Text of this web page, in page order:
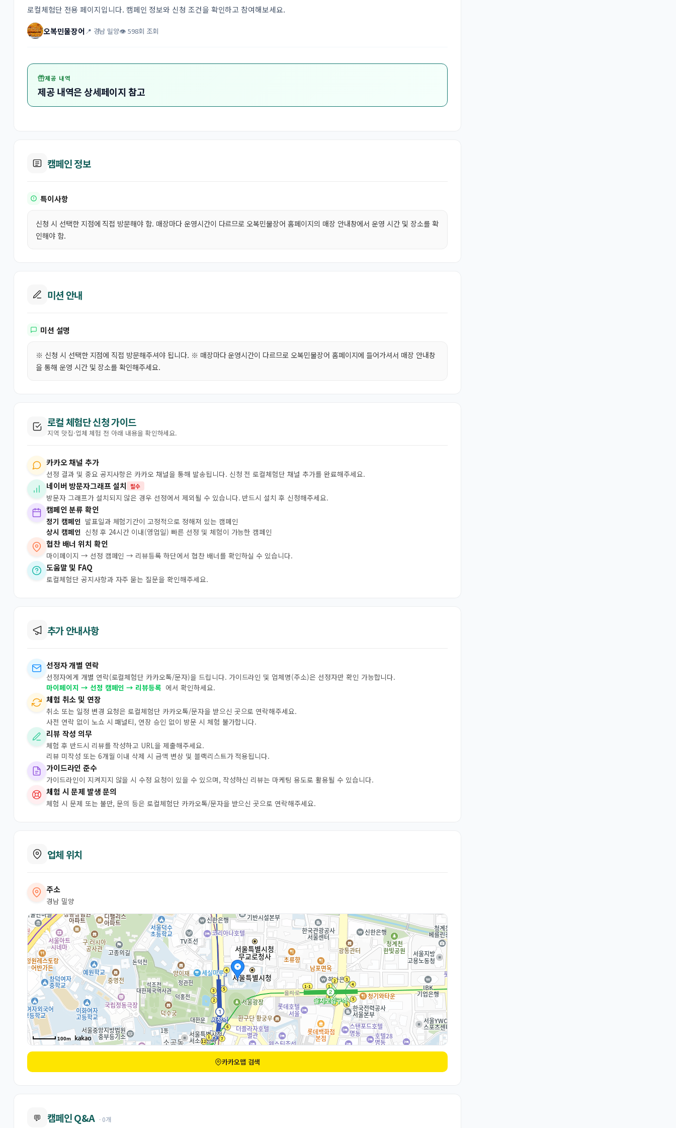
로컬체험단 전용 페이지입니다. 캠페인 정보와 신청 조건을 확인하고 참여해보세요.
오복민물장어 📍 경남 밀양👁 598회 조회
제공 내역
제공 내역은 상세페이지 참고
캠페인 정보
특이사항
신청 시 선택한 지점에 직접 방문해야 함. 매장마다 운영시간이 다르므로 오복민물장어 홈페이지의 매장 안내창에서 운영 시간 및 장소를 확
인해야 함.
미션 안내
미션 설명
※ 신청 시 선택한 지점에 직접 방문해주셔야 됩니다. ※ 매장마다 운영시간이 다르므로 오복민물장어 홈페이지에 들어가셔서 매장 안내창
을 통해 운영 시간 및 장소를 확인해주세요.
로컬 체험단 신청 가이드
지역 맛집·업체 체험 전 아래 내용을 확인하세요.
카카오 채널 추가
선정 결과 및 중요 공지사항은 카카오 채널을 통해 발송됩니다. 신청 전 로컬체험단 채널 추가를 완료해주세요.
네이버 방문자그래프 설치 필수
방문자 그래프가 설치되지 않은 경우 선정에서 제외될 수 있습니다. 반드시 설치 후 신청해주세요.
캠페인 분류 확인
정기 캠페인 발표일과 체험기간이 고정적으로 정해져 있는 캠페인
상시 캠페인 신청 후 24시간 이내(영업일) 빠른 선정 및 체험이 가능한 캠페인
협찬 배너 위치 확인
마이페이지 → 선정 캠페인 → 리뷰등록 하단에서 협찬 배너를 확인하실 수 있습니다.
도움말 및 FAQ
로컬체험단 공지사항과 자주 묻는 질문을 확인해주세요.
추가 안내사항
선정자 개별 연락
선정자에게 개별 연락(로컬체험단 카카오톡/문자)을 드립니다. 가이드라인 및 업체명(주소)은 선정자만 확인 가능합니다.
마이페이지 → 선정 캠페인 → 리뷰등록 에서 확인하세요.
체험 취소 및 연장
취소 또는 일정 변경 요청은 로컬체험단 카카오톡/문자을 받으신 곳으로 연락해주세요.
사전 연락 없이 노쇼 시 패널티, 연장 승인 없이 방문 시 체험 불가합니다.
리뷰 작성 의무
체험 후 반드시 리뷰를 작성하고 URL을 제출해주세요.
리뷰 미작성 또는 6개월 이내 삭제 시 금액 변상 및 블랙리스트가 적용됩니다.
가이드라인 준수
가이드라인이 지켜지지 않을 시 수정 요청이 있을 수 있으며, 작성하신 리뷰는 마케팅 용도로 활용될 수 있습니다.
체험 시 문제 발생 문의
체험 시 문제 또는 불만, 문의 등은 로컬체험단 카카오톡/문자을 받으신 곳으로 연락해주세요.
업체 위치
주소
경남 밀양
100m
카카오맵 검색
💬 캠페인 Q&A · 0개